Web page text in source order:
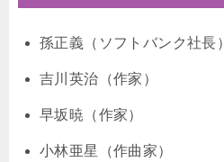
孫正義（ソフトバンク社長）
吉川英治（作家）
早坂暁（作家）
小林亜星（作曲家）